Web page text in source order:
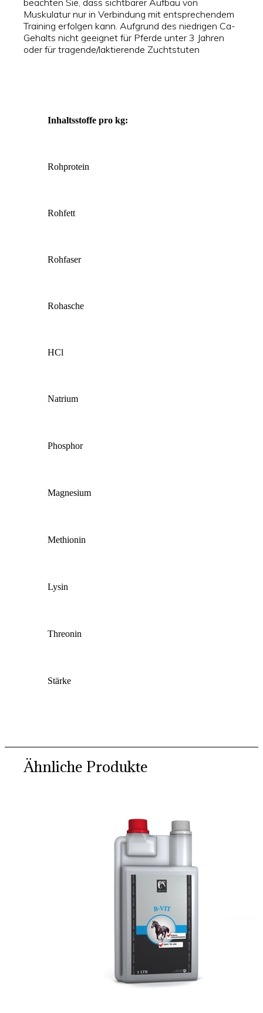
Muskulatur nur in Verbindung mit entsprechendem
Training erfolgen kann. Aufgrund des niedrigen Ca-
Gehalts nicht geeignet für Pferde unter 3 Jahren
oder für tragende/laktierende Zuchtstuten
Inhaltsstoffe pro kg:
Rohprotein
Rohfett
Rohfaser
Rohasche
HCl
Natrium
Phosphor
Magnesium
Methionin
Lysin
Threonin
Stärke
Ähnliche Produkte